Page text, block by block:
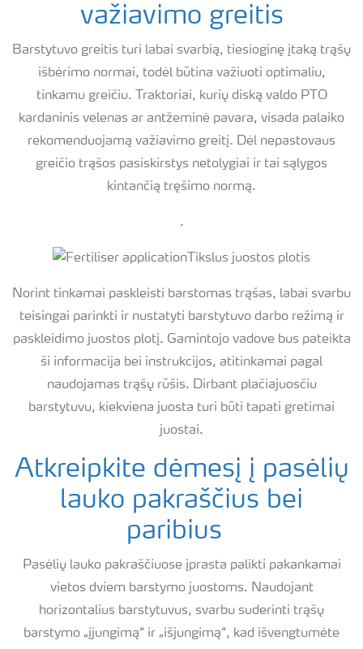
važiavimo greitis
Barstytuvo greitis turi labai svarbią, tiesioginę įtaką trąšų
išbėrimo normai, todėl būtina važiuoti optimaliu,
tinkamu greičiu. Traktoriai, kurių diską valdo PTO
kardaninis velenas ar antžeminė pavara, visada palaiko
rekomenduojamą važiavimo greitį. Dėl nepastovaus
greičio trąšos pasiskirstys netolygiai ir tai sąlygos
kintančią tręšimo normą.
.
Tikslus juostos plotis
Norint tinkamai paskleisti barstomas trąšas, labai svarbu
teisingai parinkti ir nustatyti barstytuvo darbo režimą ir
paskleidimo juostos plotį. Gamintojo vadove bus pateikta
ši informacija bei instrukcijos, atitinkamai pagal
naudojamas trąšų rūšis. Dirbant plačiajuosčiu
barstytuvu, kiekviena juosta turi būti tapati gretimai
juostai.
Atkreipkite dėmesį į pasėlių
lauko pakraščius bei
paribius
Pasėlių lauko pakraščiuose įprasta palikti pakankamai
vietos dviem barstymo juostoms. Naudojant
horizontalius barstytuvus, svarbu suderinti trąšų
barstymo „įjungimą“ ir „išjungimą“, kad išvengtumėte